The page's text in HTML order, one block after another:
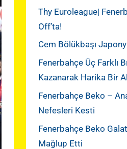
Thy Euroleague|
Off’ta!
Cem Bölükbaşı
Fenerbahçe Üç Farklı
Kazanarak Harika Bir
Fenerbahçe Beko –
Nefesleri Kesti
Fenerbahçe Beko
Mağlup Etti